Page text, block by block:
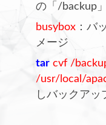
の「/backup
busybox ：バ
メージ
tar cvf /
/usr/local/
しバックアッ